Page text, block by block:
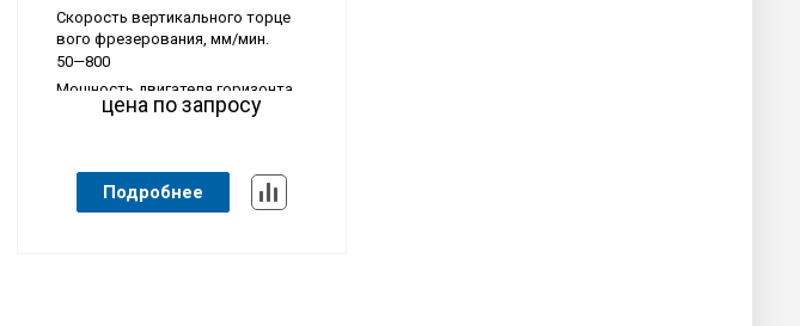
Скорость вертикального торце
вого фрезерования, мм/мин.
50—800
Мощность двигателя горизонта
льной подачи, кВт
цена по запросу
Подробнее